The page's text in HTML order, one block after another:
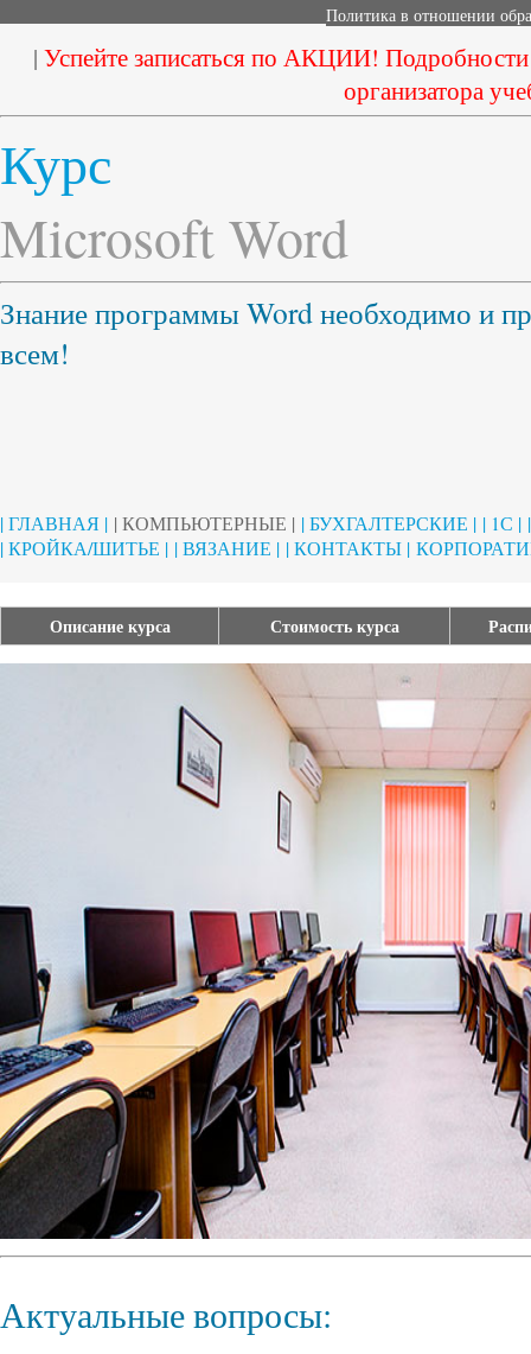
Политика в отношении
| Успейте записаться по АКЦИИ!
организатора
Курс
Microsoft Word
Знание программы Word необходимо и
всем!
| ГЛАВНАЯ | | КОМПЬЮТЕРНЫЕ | | БУХГАЛТЕРСКИЕ | | 1С |
| КРОЙКА/ШИТЬЕ | | ВЯЗАНИЕ | | КОНТАКТЫ |
Описание курса Стоимость курса
Актуальные вопросы: